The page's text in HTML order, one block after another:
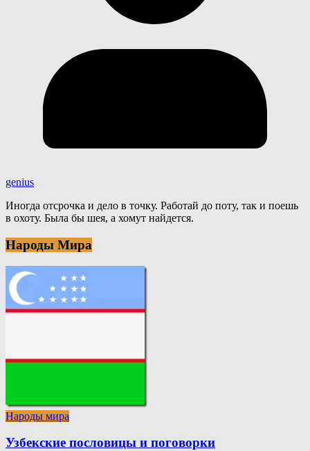
genius
Иногда отсрочка и дело в точку. Работай до поту, так и поешь
в охоту. Была бы шея, а хомут найдется.
Народы Мира
Народы мира
Узбекские пословицы и поговорки